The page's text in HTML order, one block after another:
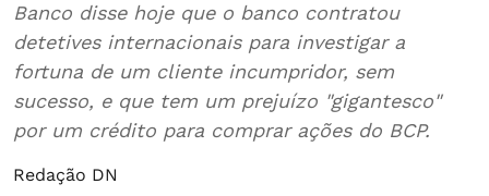
Banco disse hoje que o banco contratou
detetives internacionais para investigar a
fortuna de um cliente incumpridor, sem
sucesso, e que tem um prejuízo "gigantesco"
por um crédito para comprar ações do BCP.
Redação DN